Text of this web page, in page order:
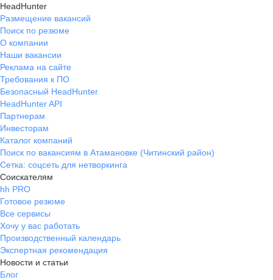
HeadHunter
Размещение вакансий
Поиск по резюме
О компании
Наши вакансии
Реклама на сайте
Требования к ПО
Безопасный HeadHunter
HeadHunter API
Партнерам
Инвесторам
Каталог компаний
Поиск по вакансиям в Атамановке (Читинский район)
Сетка: соцсеть для нетворкинга
Соискателям
hh PRO
Готовое резюме
Все сервисы
Хочу у вас работать
Производственный календарь
Экспертная рекомендация
Новости и статьи
Блог